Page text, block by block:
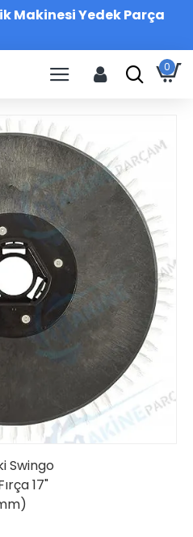
Makinesi Yedek Parça
0